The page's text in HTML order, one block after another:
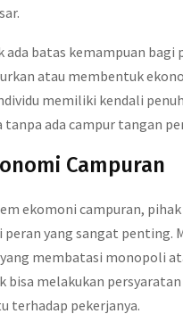
batas kemampuan bagi
atau membentuk
memiliki kendali
tanpa ada campur tangan
Campuran
ekomoni campuran, pihak
yang sangat penting.
membatasi monopoli
bisa melakukan persyaratan
terhadap pekerjanya.